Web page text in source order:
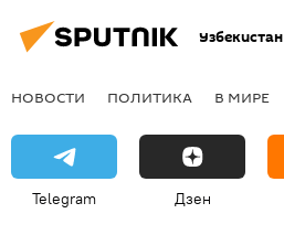
Узбекистан
НОВОСТИ ПОЛИТИКА В МИРЕ
Telegram Дзен